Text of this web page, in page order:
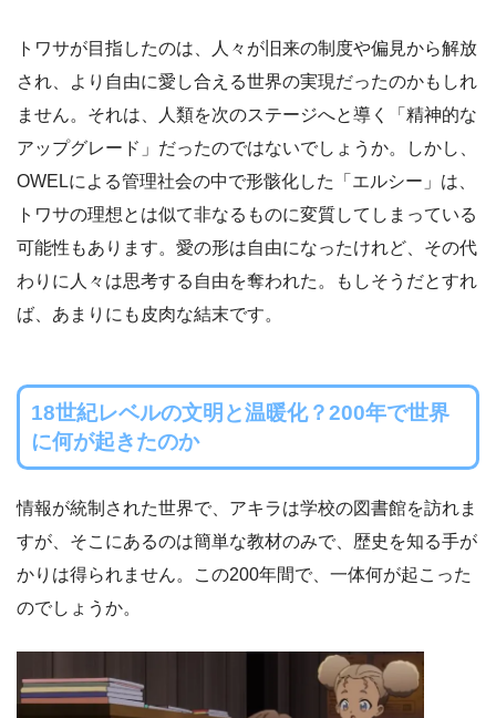
トワサが目指したのは、人々が旧来の制度や偏見から解放
され、より自由に愛し合える世界の実現だったのかもしれ
ません。それは、人類を次のステージへと導く「精神的な
アップグレード」だったのではないでしょうか。しかし、
OWELによる管理社会の中で形骸化した「エルシー」は、
トワサの理想とは似て非なるものに変質してしまっている
可能性もあります。愛の形は自由になったけれど、その代
わりに人々は思考する自由を奪われた。もしそうだとすれ
ば、あまりにも皮肉な結末です。
18世紀レベルの文明と温暖化？200年で世界
に何が起きたのか
情報が統制された世界で、アキラは学校の図書館を訪れま
すが、そこにあるのは簡単な教材のみで、歴史を知る手が
かりは得られません。この200年間で、一体何が起こった
のでしょうか。